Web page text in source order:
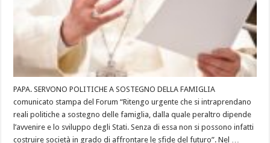
PAPA. SERVONO POLITICHE A SOSTEGNO DELLA FAMIGLIA
comunicato stampa del Forum “Ritengo urgente che si intraprendano
reali politiche a sostegno delle famiglia, dalla quale peraltro dipende
l’avvenire e lo sviluppo degli Stati. Senza di essa non si possono infatti
costruire società in grado di affrontare le sfide del futuro”. Nel …